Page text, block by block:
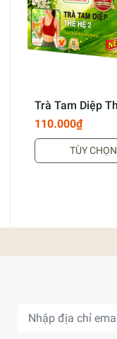
Trà Tam Diệp
- Tam Diep 2 Tea
110.000₫
TÙY CHỌN